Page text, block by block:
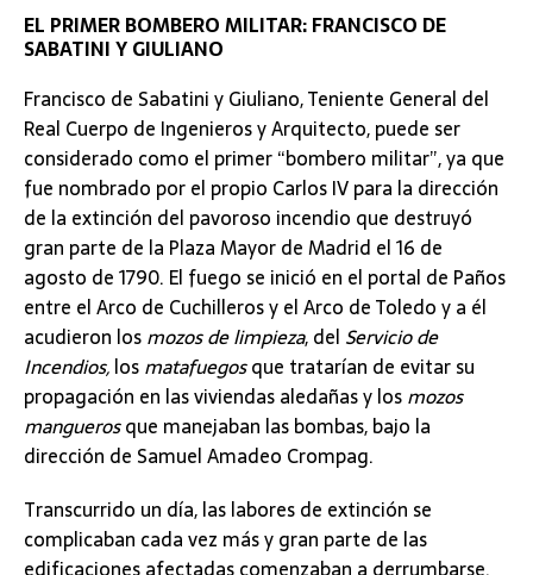
EL PRIMER BOMBERO MILITAR: FRANCISCO DE
SABATINI Y GIULIANO
Francisco de Sabatini y Giuliano, Teniente General del
Real Cuerpo de Ingenieros y Arquitecto, puede ser
considerado como el primer “bombero militar”, ya que
fue nombrado por el propio Carlos IV para la dirección
de la extinción del pavoroso incendio que destruyó
gran parte de la Plaza Mayor de Madrid el 16 de
agosto de 1790. El fuego se inició en el portal de Paños
entre el Arco de Cuchilleros y el Arco de Toledo y a él
acudieron losmozos de limpieza, del Servicio de
Incendios,losmatafuegosque tratarían de evitar su
propagación en las viviendas aledañas y losmozos
manguerosque manejaban las bombas, bajo la
dirección de Samuel Amadeo Crompag.
Transcurrido un día, las labores de extinción se
complicaban cada vez más y gran parte de las